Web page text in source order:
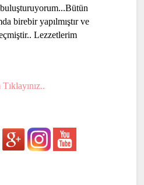
birebir yapılmıştır ve
Lezzetlerim